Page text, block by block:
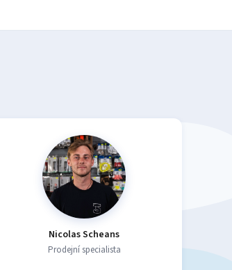
Nicolas Scheans
Prodejní specialista